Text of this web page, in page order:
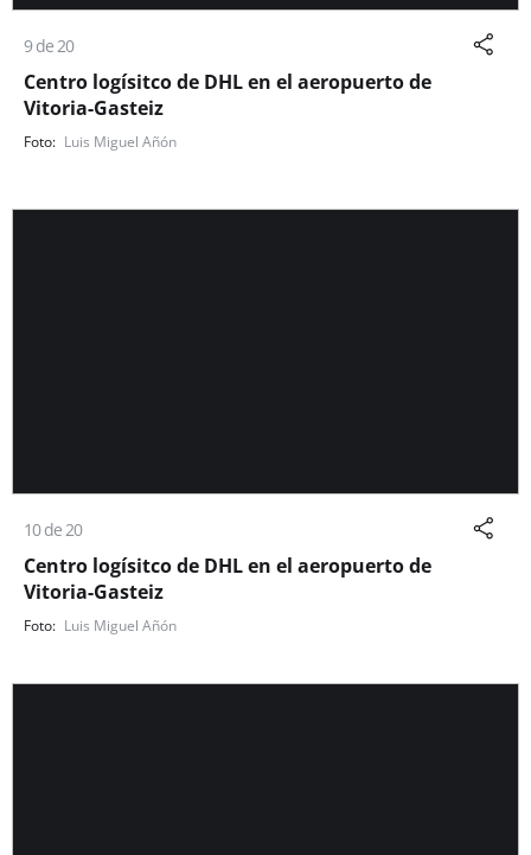
9 de 20
Centro logísitco de DHL en el aeropuerto de
Vitoria-Gasteiz
Luis Miguel Añón
10 de 20
Centro logísitco de DHL en el aeropuerto de
Vitoria-Gasteiz
Luis Miguel Añón